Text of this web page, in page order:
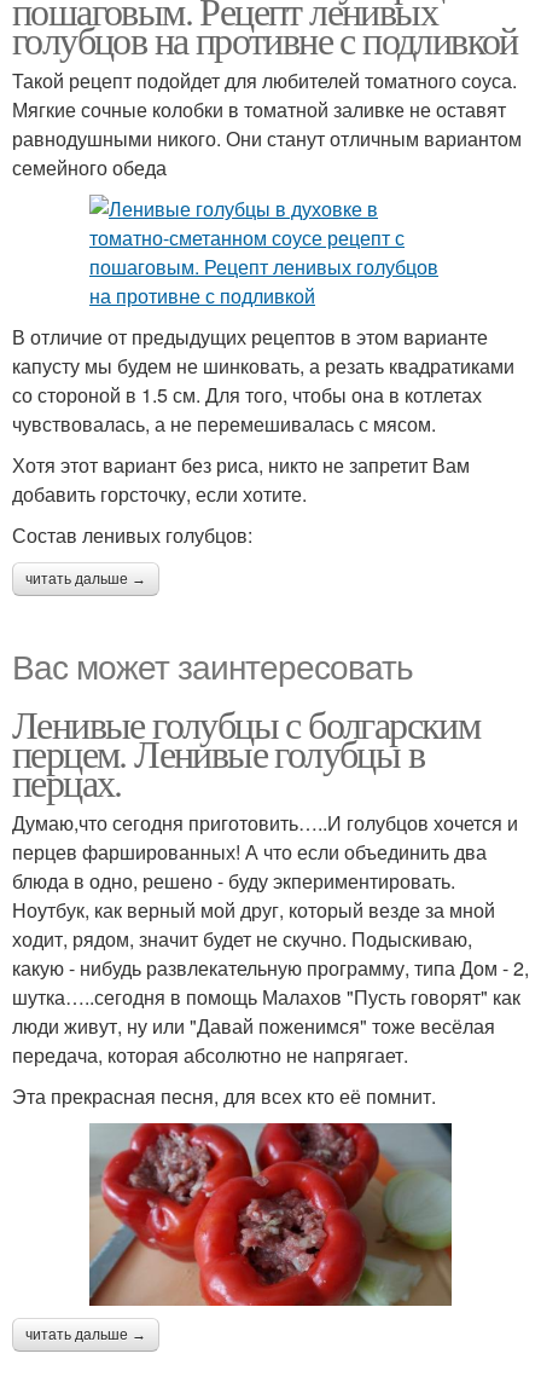
голубцов на противне с подливкой
Такой рецепт подойдет для любителей томатного соуса.
Мягкие сочные колобки в томатной заливке не оставят
равнодушными никого. Они станут отличным вариантом
семейного обеда
В отличие от предыдущих рецептов в этом варианте
капусту мы будем не шинковать, а резать квадратиками
со стороной в 1.5 см. Для того, чтобы она в котлетах
чувствовалась, а не перемешивалась с мясом.
Хотя этот вариант без риса, никто не запретит Вам
добавить горсточку, если хотите.
Состав ленивых голубцов:
читать дальше →
Вас может заинтересовать
Ленивые голубцы с болгарским
перцем. Ленивые голубцы в
перцах.
Думаю,что сегодня приготовить…..И голубцов хочется и
перцев фаршированных! А что если объединить два
блюда в одно, решено - буду экпериментировать.
Ноутбук, как верный мой друг, который везде за мной
ходит, рядом, значит будет не скучно. Подыскиваю,
какую - нибудь развлекательную программу, типа Дом - 2,
шутка…..сегодня в помощь Малахов "Пусть говорят" как
люди живут, ну или "Давай поженимся" тоже весёлая
передача, которая абсолютно не напрягает.
Эта прекрасная песня, для всех кто её помнит.
читать дальше →